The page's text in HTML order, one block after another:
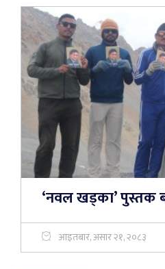
‘नवल खड्का’ पुस्तक
आइतबार, असार २१, २०८३